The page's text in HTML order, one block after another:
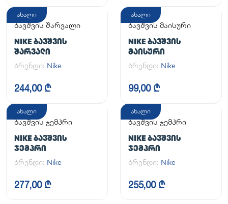
ახალი
ბავშვის შარვალი
NIKE ᲑᲐᲕᲨᲕᲘᲡ
ᲨᲐᲠᲕᲐᲚᲘ
ბრენდი: Nike
244,00 ₾
ახალი
ბავშვის მაისური
NIKE ᲑᲐᲕᲨᲕᲘᲡ
ᲛᲐᲘᲡᲣᲠᲘ
ბრენდი: Nike
99,00 ₾
ახალი
ბავშვის ჯემპრი
NIKE ᲑᲐᲕᲨᲕᲘᲡ
ᲯᲔᲛᲞᲠᲘ
ბრენდი: Nike
277,00 ₾
ახალი
ბავშვის ჯემპრი
NIKE ᲑᲐᲕᲨᲕᲘᲡ
ᲯᲔᲛᲞᲠᲘ
ბრენდი: Nike
255,00 ₾